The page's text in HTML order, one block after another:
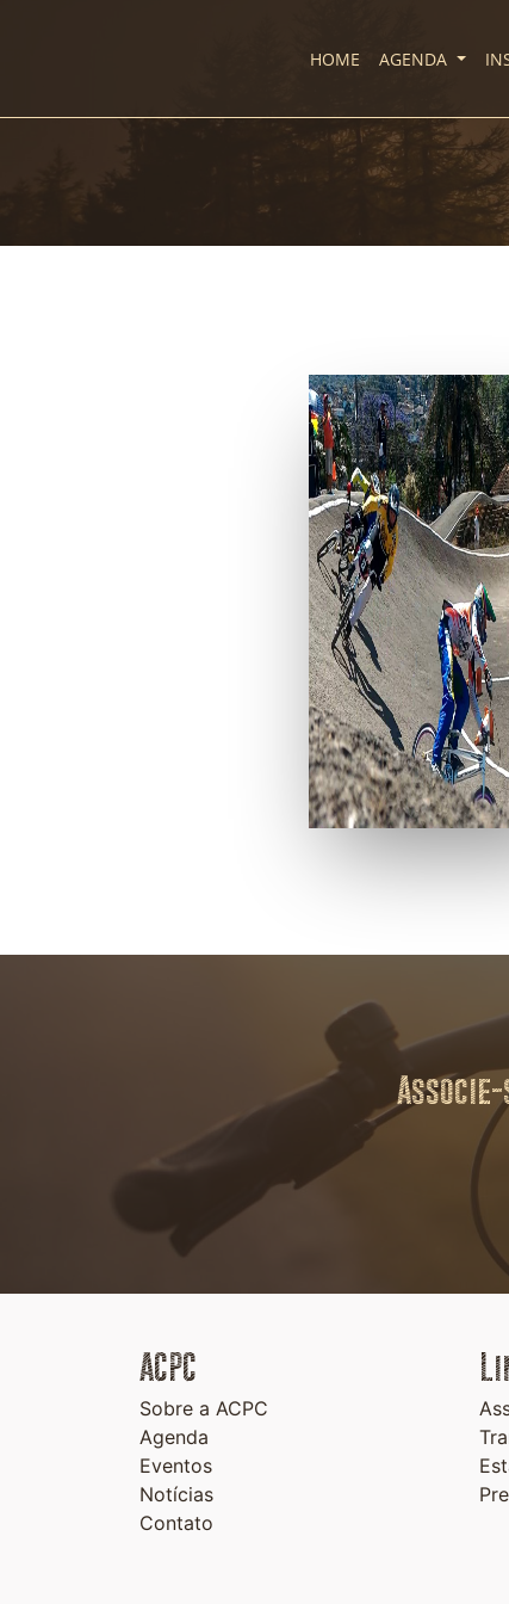
HOME AGENDA
ACPC
Sobre a ACPC
Agenda
Eventos
Notícias
Contato